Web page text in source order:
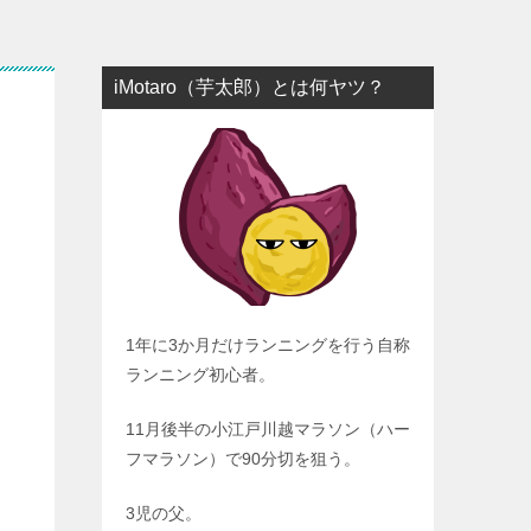
iMotaro（芋太郎）とは何ヤツ？
1年に3か月だけランニングを行う自称
ランニング初心者。
11月後半の小江戸川越マラソン（ハー
フマラソン）で90分切を狙う。
3児の父。